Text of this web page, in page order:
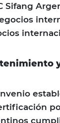
Sifang